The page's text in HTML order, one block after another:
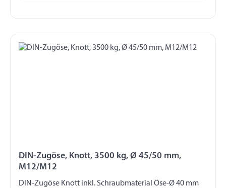
DIN-Zugöse, Knott, 3500 kg, Ø 45/50 mm,
M12/M12
DIN-Zugöse Knott inkl. Schraubmaterial Öse-Ø 40 mm